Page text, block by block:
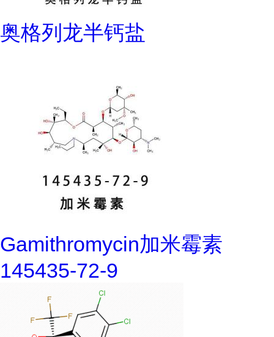
奥格列龙半钙盐
Gamithromycin加米霉素
145435-72-9